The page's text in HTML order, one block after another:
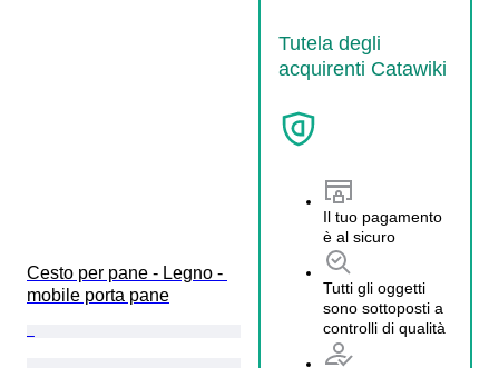
Cesto per pane - Legno -
mobile porta pane
Tutela degli
acquirenti Catawiki
Il tuo pagamento
è al sicuro
Tutti gli oggetti
sono sottoposti a
controlli di qualità